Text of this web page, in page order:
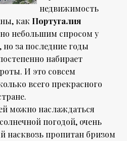
недвижимость
как Португалия
небольшим спросом у
но за последние годы
набирает
И это совсем
всего прекрасного
можно наслаждаться
погодой, очень
насквозь пропитан бризом